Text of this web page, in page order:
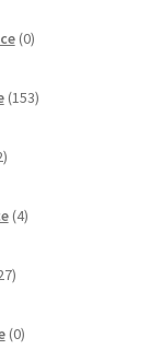
0izdelkov
153izdelkov
izdelka
4izdelki
izdelkov
0izdelkov